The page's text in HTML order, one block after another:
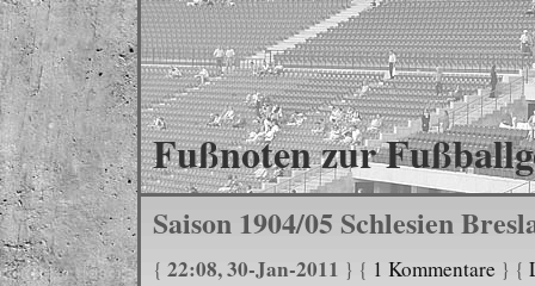
Fußnoten zur
Saison 1904/05 Schlesien
{ 22:08, 30-Jan-2011 } { 1 Kommentare } {